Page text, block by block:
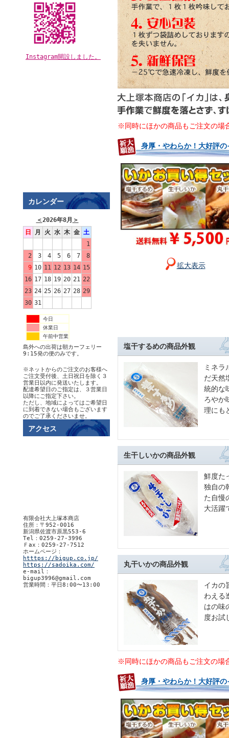
Instagram開設しました。
カレンダー
＜2026年8月 ＞
日
月 火 水 木 金 土
1
2
3 4 5 6 7
8
9 10 11 12 13 14 15
16 17 18 19 20 21 22
23 24 25 26 27 28 29
30 31
今日
休業日
午前中営業
島外への出荷は朝カーフェリー
9:15発の便のみです。
※ネットからのご注文のお客様へ
ご注文受付後、土日祝日を除く３
営業日以内に発送いたします。
配達希望日のご指定は、３営業日
以降にご指定下さい。
ただし、地域によってはご希望日
に到着できない場合もございます
のでご了承くださいませ。
アクセス
有限会社大上塚本商店
住所：〒952-0016
新潟県佐渡市原黒553-6
Tel：0259-27-3996
Ｆax：0259-27-7512
ホームページ：
htttps://bigup.co.jp/
https://sadoika.com/
e-mail：
bigup3996@gmail.com
営業時間：平日8:00〜13:00
※同時にほかの商品もご注文の場
身厚・やわらか！大好評
拡大表示
塩干するめの商品外観
ミネラ
だ天然
統的な
ろやか
理にも
生干しいかの商品外観
鮮度た
独自の
た自慢
大活躍
丸干いかの商品外観
イカの
わえる
はの味
度お試
※同時にほかの商品もご注文の場
身厚・やわらか！大好評